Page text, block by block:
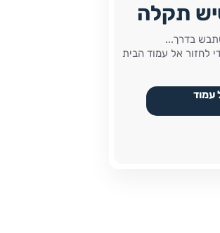
תקלה
בדרך...
לחזור אל עמוד הבית
עמוד